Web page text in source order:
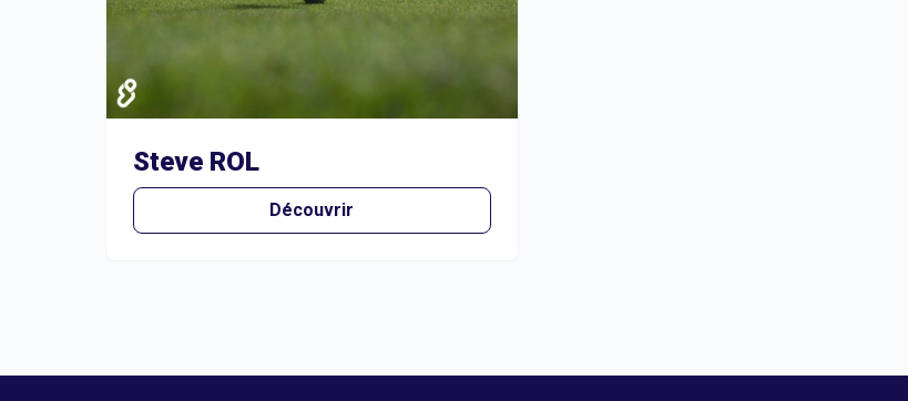
Steve ROL
Découvrir